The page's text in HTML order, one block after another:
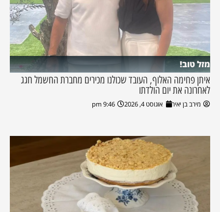
מזל טוב!
איתן פחימה האלוף, העובד שכולנו מכירים מחברת החשמל חגג
לאחרונה את יום הולדתו
מירב בן יאיר אוגוסט 4, 2026 9:46 pm